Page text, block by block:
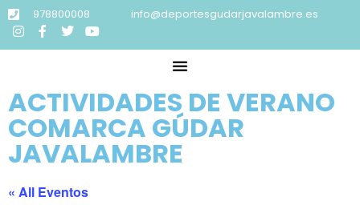
978800008 info@deportesgudarjavalambre.es
ACTIVIDADES DE VERANO
COMARCA GÚDAR
JAVALAMBRE
« All Eventos